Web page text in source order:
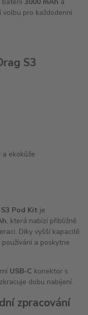
pro každodenní
S3
ekokůže
Pod Kit je
, která nabízí přibližně
Díky vyšší kapacitě
a poskytne
USB-C konektor s
dobu nabíjení.
zpracování